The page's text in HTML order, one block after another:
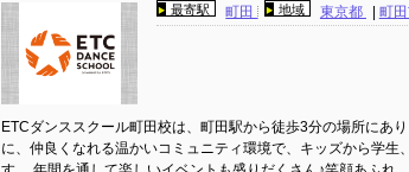
最寄駅 町田 地域 東京都 町
ETCダンススクール町田校は、町田駅から徒歩3分の場所にあ
に、仲良くなれる温かいコミュニティ環境で、キッズから学生